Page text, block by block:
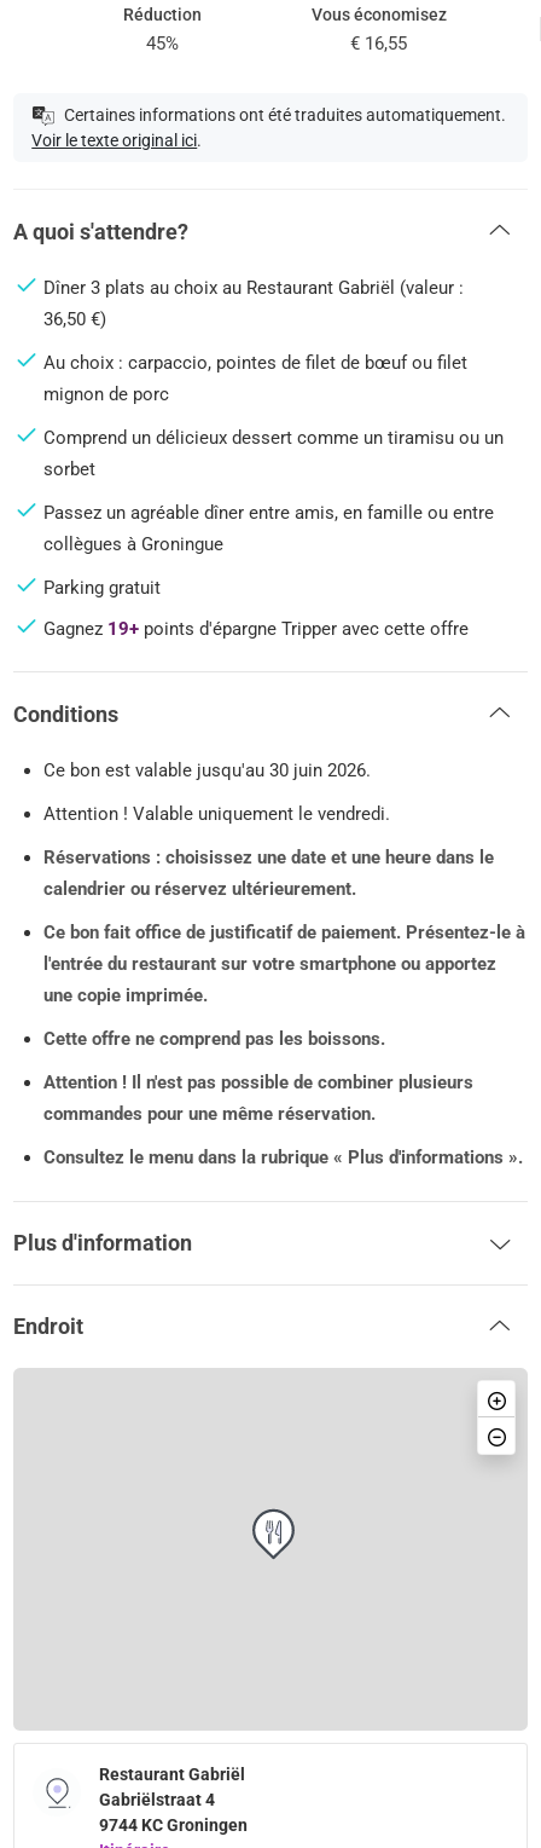
Réduction
45%
Vous économisez
€ 16,55
Certaines informations ont été traduites automatiquement.
Voir le texte original ici.
A quoi s'attendre?
Dîner 3 plats au choix au Restaurant Gabriël (valeur :
36,50 €)
Au choix : carpaccio, pointes de filet de bœuf ou filet
mignon de porc
Comprend un délicieux dessert comme un tiramisu ou un
sorbet
Passez un agréable dîner entre amis, en famille ou entre
collègues à Groningue
Parking gratuit
Gagnez 19+ points d'épargne Tripper avec cette offre
Conditions
Ce bon est valable jusqu'au 30 juin 2026.
Attention ! Valable uniquement le vendredi.
Réservations : choisissez une date et une heure dans le
calendrier ou réservez ultérieurement.
Ce bon fait office de justificatif de paiement. Présentez-le à
l'entrée du restaurant sur votre smartphone ou apportez
une copie imprimée.
Cette offre ne comprend pas les boissons.
Attention ! Il n'est pas possible de combiner plusieurs
commandes pour une même réservation.
Consultez le menu dans la rubrique « Plus d'informations ».
Plus d'information
Endroit
Restaurant Gabriël
Gabriëlstraat 4
9744 KC Groningen